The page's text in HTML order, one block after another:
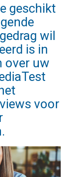
geschikt
wil
is in
over uw
voor